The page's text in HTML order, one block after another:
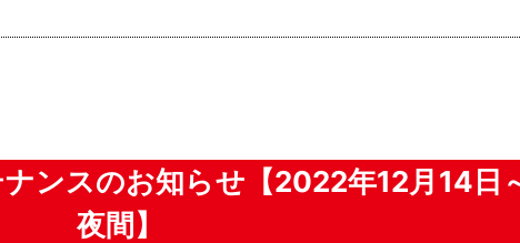
ンスのお知らせ【2022年12月14日
夜間】